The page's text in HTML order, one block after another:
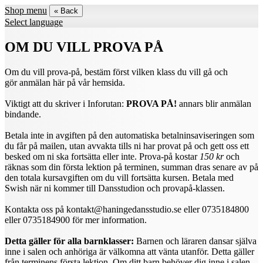
Shop menu « Back
Select language
OM DU VILL PROVA PÅ
Om du vill prova-på, bestäm först vilken klass du vill gå och
gör anmälan här på vår hemsida.
Viktigt att du skriver i Inforutan: PROVA PÅ! annars blir anmälan
bindande.
Betala inte in avgiften på den automatiska betalninsaviseringen som
du får på mailen, utan avvakta tills ni har provat på och gett oss ett
besked om ni ska fortsätta eller inte. Prova-på kostar 150 kroch
räknas som din första lektion på terminen, summan dras senare av på
den totala kursavgiften om du vill fortsätta kursen. Betala med
Swish när ni kommer till Dansstudion och provapå-klassen.
Kontakta oss på kontakt@haningedansstudio.se eller 0735184800
eller 0735184900 för mer information.
Detta gäller för alla barnklasser: Barnen och läraren dansar själva
inne i salen och anhöriga är välkomna att vänta utanför. Detta gäller